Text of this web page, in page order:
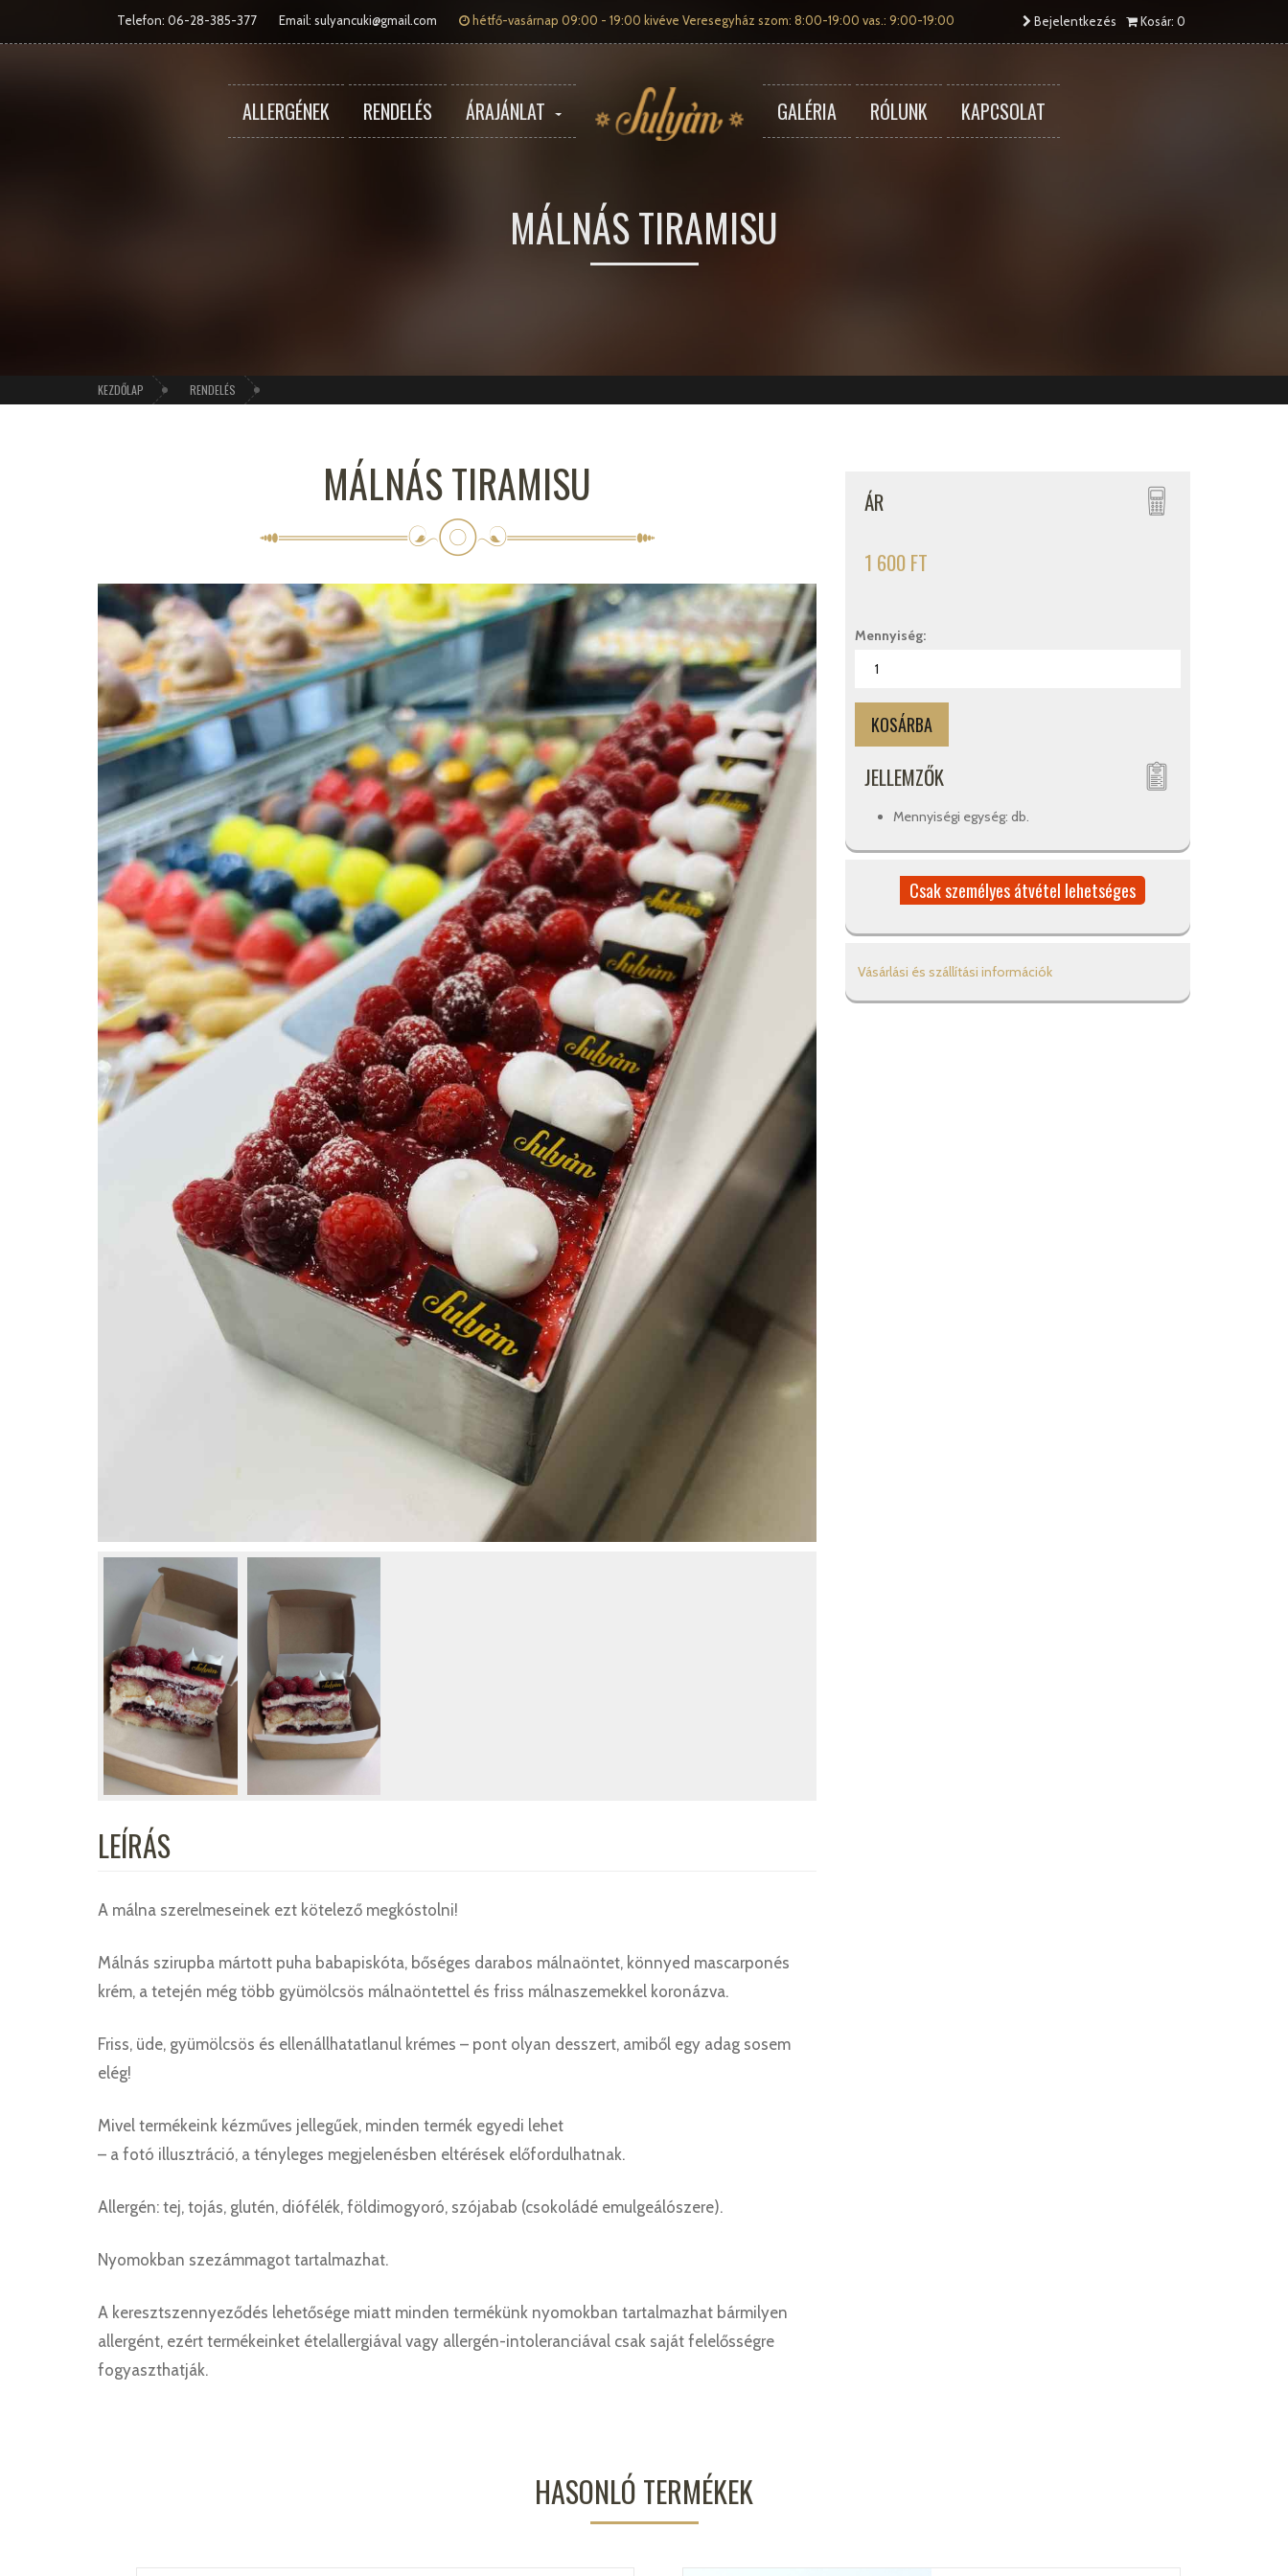
Telefon: 06-28-385-377 Email: sulyancuki@gmail.com hétfő-vasárnap 09:00 - 19:00 kivéve Veresegyház szom: 8:00-19:00 vas.: 9:00-19:00 Bejelentkezés Kosár: 0
ALLERGÉNEK RENDELÉS ÁRAJÁNLAT GALÉRIA RÓLUNK KAPCSOLAT
MÁLNÁS TIRAMISU
KEZDŐLAP RENDELÉS
MÁLNÁS TIRAMISU
LEÍRÁS
A málna szerelmeseinek ezt kötelező megkóstolni!
Málnás szirupba mártott puha babapiskóta, bőséges darabos málnaöntet, könnyed mascarponés
krém, a tetején még több gyümölcsös málnaöntettel és friss málnaszemekkel koronázva.
Friss, üde, gyümölcsös és ellenállhatatlanul krémes – pont olyan desszert, amiből egy adag sosem
elég!
Mivel termékeink kézműves jellegűek, minden termék egyedi lehet
– a fotó illusztráció, a tényleges megjelenésben eltérések előfordulhatnak.
Allergén: tej, tojás, glutén, diófélék, földimogyoró, szójabab (csokoládé emulgeálószere).
Nyomokban szezámmagot tartalmazhat.
A keresztszennyeződés lehetősége miatt minden termékünk nyomokban tartalmazhat bármilyen
allergént, ezért termékeinket ételallergiával vagy allergén-intoleranciával csak saját felelősségre
fogyaszthatják.
ÁR
1 600 FT
Mennyiség:
JELLEMZŐK
Mennyiségi egység: db.
Csak személyes átvétel lehetséges
Vásárlási és szállítási információk
HASONLÓ TERMÉKEK